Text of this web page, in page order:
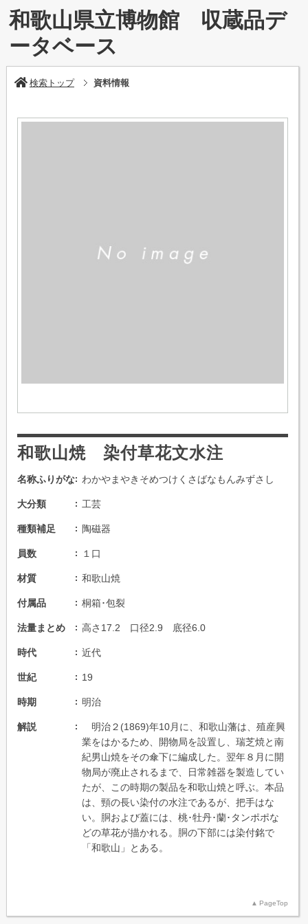
和歌山県立博物館 収蔵品デ
ータベース
検索トップ 資料情報
和歌山焼 染付草花文水注
名称ふりがな わかやまやきそめつけくさばなもんみずさし
大分類 工芸
種類補足 陶磁器
員数 １口
材質 和歌山焼
付属品 桐箱･包裂
法量まとめ 高さ17.2 口径2.9 底径6.0
時代 近代
世紀 19
時期 明治
解説
明治２(1869)年10月に、和歌山藩は、殖産興
業をはかるため、開物局を設置し、瑞芝焼と南
紀男山焼をその傘下に編成した。翌年８月に開
物局が廃止されるまで、日常雑器を製造してい
たが、この時期の製品を和歌山焼と呼ぶ。本品
は、頸の長い染付の水注であるが、把手はな
い。胴および蓋には、桃･牡丹･蘭･タンポポな
どの草花が描かれる。胴の下部には染付銘で
「和歌山」とある。
PageTop